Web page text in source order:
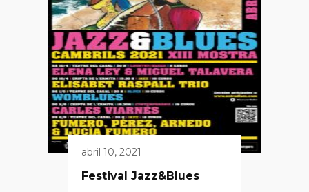
abril 10, 2021
Festival Jazz&Blues